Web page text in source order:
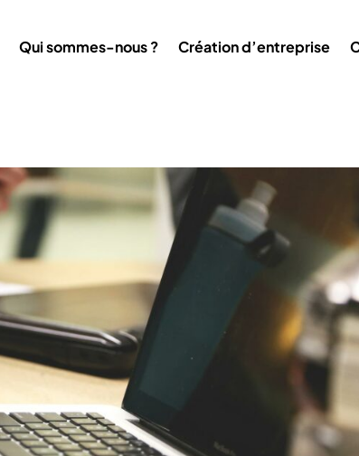
Qui sommes-nous ? Création d’entreprise